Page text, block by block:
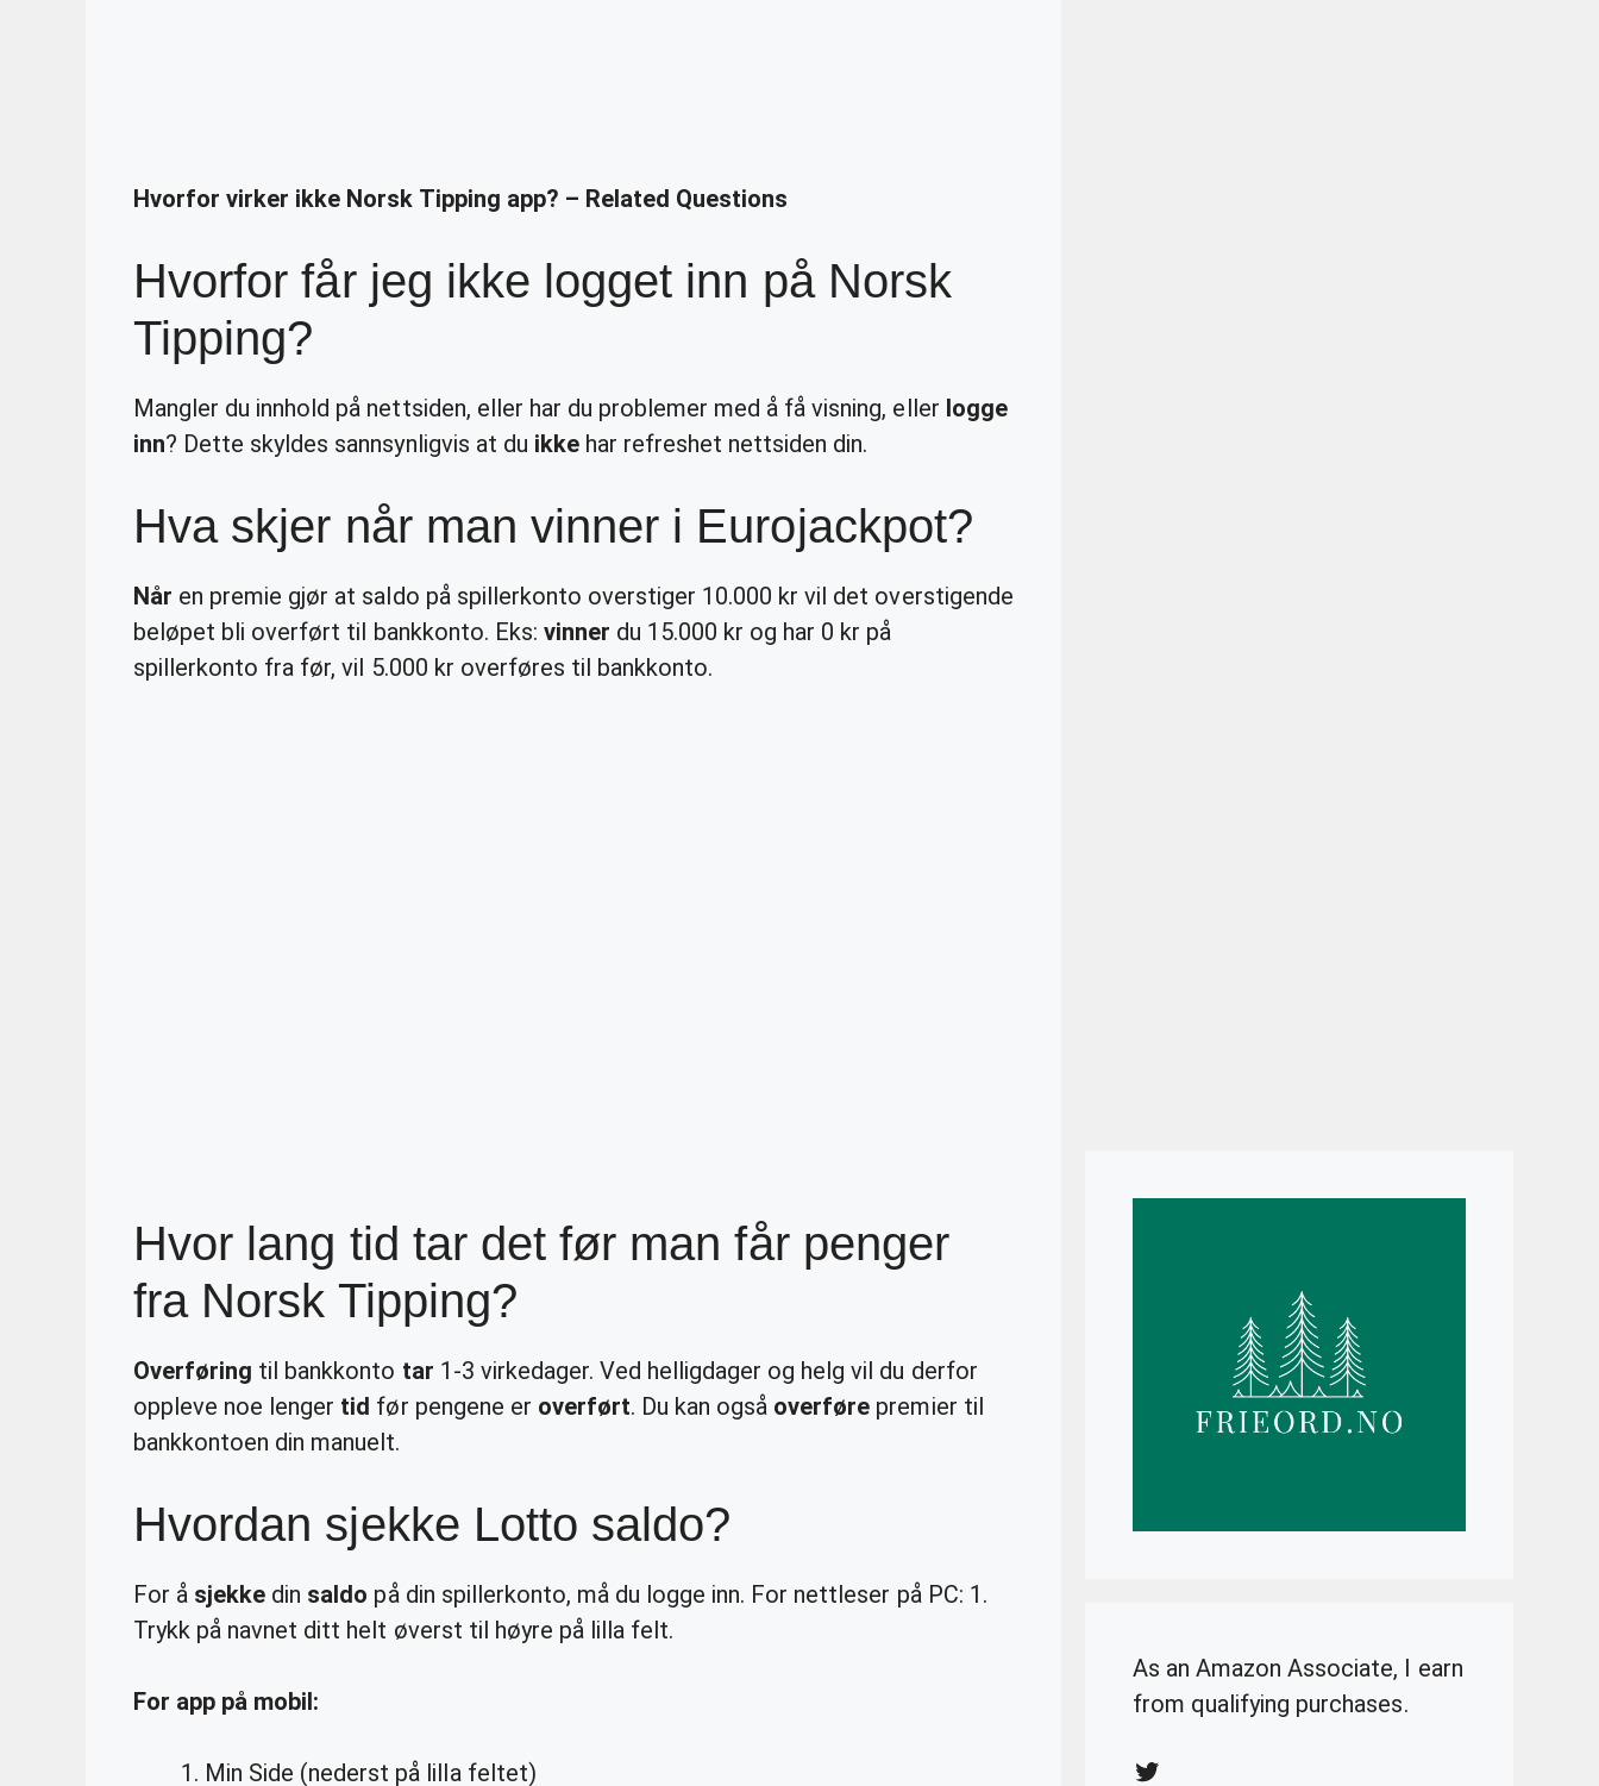
Hvorfor virker ikke Norsk Tipping app? – Related Questions
Hvorfor får jeg ikke logget inn på Norsk
Tipping?
Mangler du innhold på nettsiden, eller har du problemer med å få visning, eller logge
inn? Dette skyldes sannsynligvis at du ikkehar refreshet nettsiden din.
Hva skjer når man vinner i Eurojackpot?
Når en premie gjør at saldo på spillerkonto overstiger 10.000 kr vil det overstigende
beløpet bli overført til bankkonto. Eks: vinner du 15.000 kr og har 0 kr på
spillerkonto fra før, vil 5.000 kr overføres til bankkonto.
Hvor lang tid tar det før man får penger
fra Norsk Tipping?
Overføring til bankkonto tar 1-3 virkedager. Ved helligdager og helg vil du derfor
oppleve noe lenger tid før pengene er overført. Du kan også overføre premier til
bankkontoen din manuelt.
Hvordan sjekke Lotto saldo?
For å sjekke din saldo på din spillerkonto, må du logge inn. ​For nettleser på PC: 1.
Trykk på navnet ditt helt øverst til høyre på lilla felt.
For app på mobil:
Min Side (nederst på lilla feltet)
As an Amazon Associate, I earn
from qualifying purchases.
Twitter